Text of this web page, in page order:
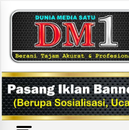
content